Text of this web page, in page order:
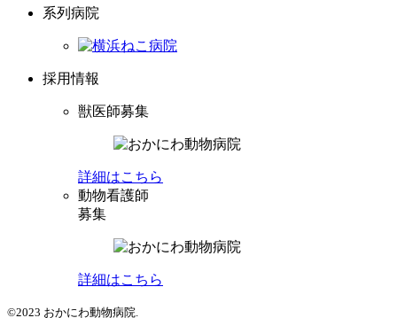
系列病院
採用情報
獣医師募集
詳細はこちら
動物看護師
募集
詳細はこちら
©2023 おかにわ動物病院.